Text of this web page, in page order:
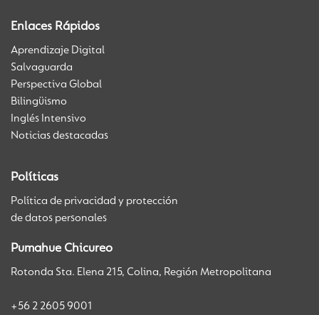
Enlaces Rápidos
Aprendizaje Digital
Salvaguarda
Perspectiva Global
Bilingüismo
Inglés Intensivo
Noticias destacadas
Políticas
Política de privacidad y protección
de datos personales
Pumahue Chicureo
Rotonda Sta. Elena 215, Colina, Región Metropolitana
+56 2 2605 9001